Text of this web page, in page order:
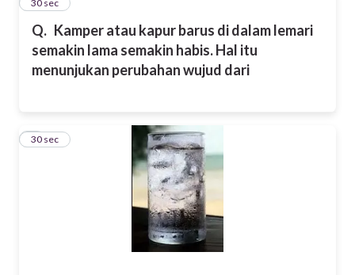
Q. Kamper atau kapur barus di dalam lemari
semakin lama semakin habis. Hal itu
menunjukan perubahan wujud dari
7
30 sec
8
30 sec